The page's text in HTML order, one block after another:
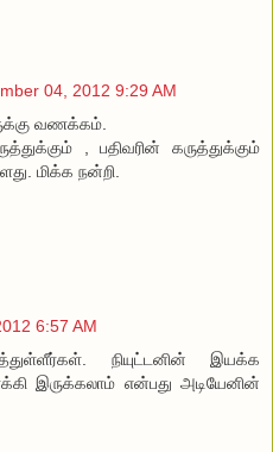
04, 2012 9:29 AM
வணக்கம்.
, பதிவரின் கருத்துக்கும்
மிக்க நன்றி.
6:57 AM
நியுட்டனின் இயக்க
இருக்கலாம் என்பது அடியேனின்